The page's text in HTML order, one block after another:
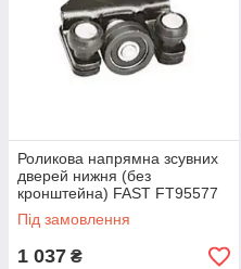
Роликова напрямна зсувних
дверей нижня (без
кронштейна) FAST FT95577
Під замовлення
1 037 ₴